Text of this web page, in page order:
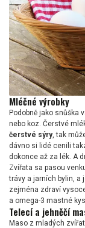
Mléčné výrobky
Podobně jako snůška
nebo koz. Čerstvé
čerstvé sýry, tak
dávno si lidé cenili
dokonce až za lék. A
Zvířata sa pasou
trávy a jarních bylin, a
zejména zdraví
a omega-3 mastné
Telecí a jehněčí
Maso z mladých